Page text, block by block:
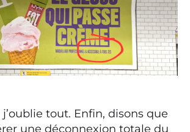
j’oublie tout. Enfin, disons que
une déconnexion totale du